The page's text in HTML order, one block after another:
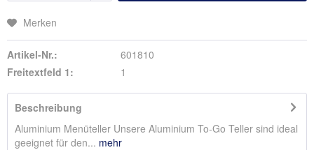
Merken
Artikel-Nr.:
601810
Freitextfeld 1:
1
Beschreibung
Aluminium Menüteller Unsere Aluminium To-Go Teller sind ideal
geeignet für den... mehr